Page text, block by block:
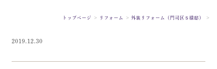
トップページ リフォーム 外装リフォーム（門司区Ｓ様邸）
2019.12.30